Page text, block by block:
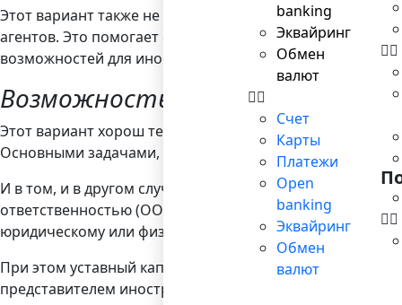
banking
Эквайринг
Обмен
валют
Счет
Карты
Платежи
Open
banking
Эквайринг
Обмен
валют
Этот вариант также не предусматривает физического
агентов. Это помогает сэкономить на затратах,
возможностей для иностранного предпринимателя.
Возможность 3. Создание
Этот вариант хорош тем, что позволяет открыть
Основными задачами, которые ставились при их
И в том, и в другом случае приемлемой
ответственностью (ООО). Тут следует помнить, что,
юридическому или физическому лицу. Это накладывает
При этом уставный капитал разнится от эмирата к
представителем иностранного владельца на